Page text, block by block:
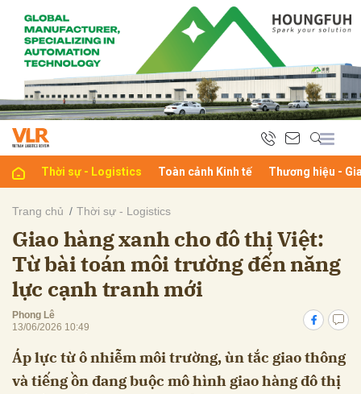
Thời sự - Logistics Toàn cảnh Kinh tế Thương hiệu -
Trang chủ Thời sự - Logistics
Giao hàng xanh cho đô thị Việt:
Từ bài toán môi trường đến năng
lực cạnh tranh mới
Phong Lê
13/06/2026 10:49
Áp lực từ ô nhiễm môi trường, ùn tắc giao thông
và tiếng ồn đang buộc mô hình giao hàng đô thị
luận
Hủy